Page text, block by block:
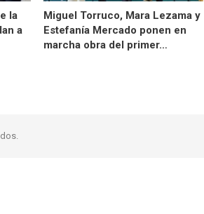
la
a
Miguel Torruco, Mara Lezama y
Estefanía Mercado ponen en
marcha obra del primer…